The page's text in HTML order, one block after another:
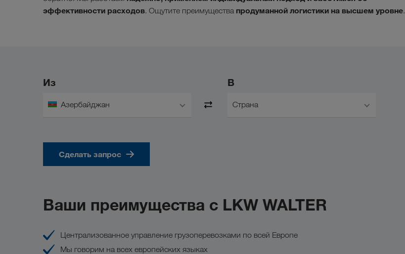
эффективности расходов. Ощутите преимущества продуманной логистики на высшем уровне.
Из
Азербайджан
В
Страна
Сделать запрос
Ваши преимущества с LKW WALTER
Централизованное управление грузоперевозками по всей Европе
Мы говорим на всех европейских языках